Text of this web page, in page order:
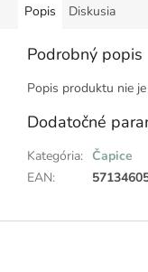
Popis Diskusia
Podrobný popis
Popis produktu nie
Dodatočné
Kategória: Čapice
EAN:
Z